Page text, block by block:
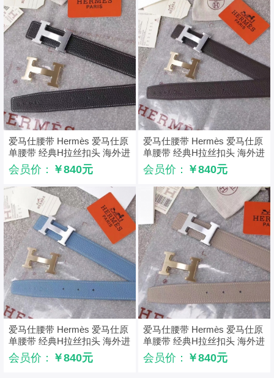
爱马仕腰带 Hermès 爱马仕原
单腰带 经典H拉丝扣头 海外进
口荔枝纹带条 黑色
会员价： ￥840元
爱马仕腰带 Hermès 爱马仕原
单腰带 经典H拉丝扣头 海外进
口荔枝纹带条 灰色
会员价： ￥840元
爱马仕腰带 Hermès 爱马仕原
单腰带 经典H拉丝扣头 海外进
口荔枝纹带条 浅蓝色
会员价： ￥840元
爱马仕腰带 Hermès 爱马仕原
单腰带 经典H拉丝扣头 海外进
口荔枝纹带条 浅灰
会员价： ￥840元